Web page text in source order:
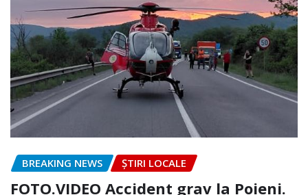
BREAKING NEWS ȘTIRI LOCALE
FOTO.VIDEO Accident grav la Poieni.